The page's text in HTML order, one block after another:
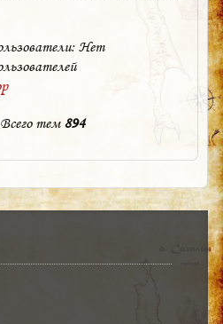
Нет
тем894